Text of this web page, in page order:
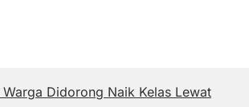
Didorong Naik Kelas Lewat